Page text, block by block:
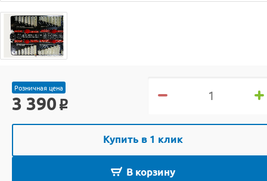
Розничная цена
3 390 o
Купить в 1 клик
В корзину